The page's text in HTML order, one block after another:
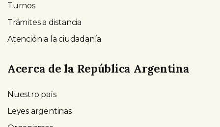
Turnos
Trámites a distancia
Atención a la ciudadanía
Acerca de la República Argentina
Nuestro país
Leyes argentinas